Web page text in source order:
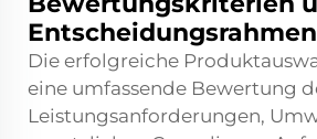
Entscheidungsrahmen
Die erfolgreiche
eine umfassende Bewertung
Leistungsanforderungen,